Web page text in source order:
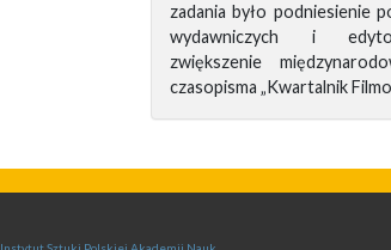
zadania było podniesienie
wydawniczych i
zwiększenie
czasopisma „Kwartalnik